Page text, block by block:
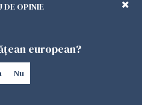
la 3 ore
DE OPINIE
european?
Nu